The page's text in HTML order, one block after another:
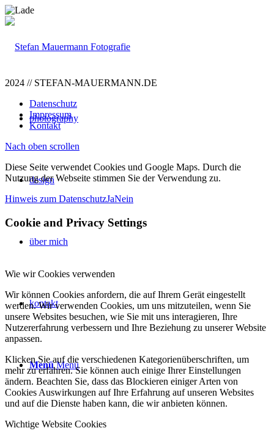
photography
design
über mich
kontakt
Menü Menü
2024 // STEFAN-MAUERMANN.DE
Datenschutz
Impressum
Kontakt
Nach oben scrollen
Diese Seite verwendet Cookies und Google Maps. Durch die
Nutzung der Webseite stimmen Sie der Verwendung zu.
Hinweis zum DatenschutzJaNein
Cookie and Privacy Settings
Wie wir Cookies verwenden
Wir können Cookies anfordern, die auf Ihrem Gerät eingestellt
werden. Wir verwenden Cookies, um uns mitzuteilen, wenn Sie
unsere Websites besuchen, wie Sie mit uns interagieren, Ihre
Nutzererfahrung verbessern und Ihre Beziehung zu unserer Website
anpassen.
Klicken Sie auf die verschiedenen Kategorienüberschriften, um
mehr zu erfahren. Sie können auch einige Ihrer Einstellungen
ändern. Beachten Sie, dass das Blockieren einiger Arten von
Cookies Auswirkungen auf Ihre Erfahrung auf unseren Websites
und auf die Dienste haben kann, die wir anbieten können.
Wichtige Website Cookies